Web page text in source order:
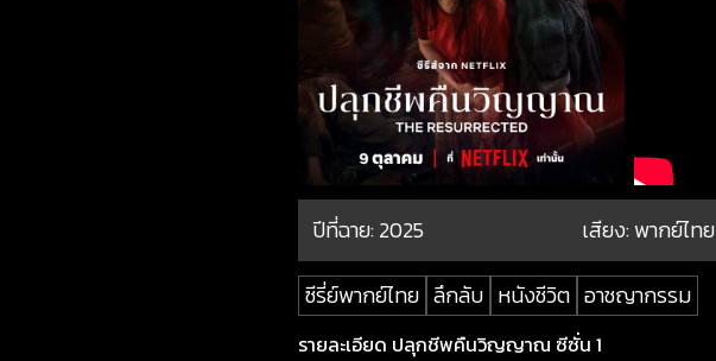
ปีที่ฉาย:2025 เสียง: พากย์ไทย
ซีรี่ย์พากย์ไทย ลึกลับ หนังชีวิต อาชญากรรม
รายละเอียด ปลุกชีพคืนวิญญาณ ซีซั่น 1